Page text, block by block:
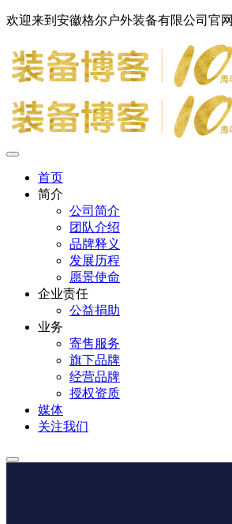
欢迎来到安徽格尔户外装备有限公司官网
首页
简介
公司简介
团队介绍
品牌释义
发展历程
愿景使命
企业责任
公益捐助
业务
寄售服务
旗下品牌
经营品牌
授权资质
媒体
关注我们